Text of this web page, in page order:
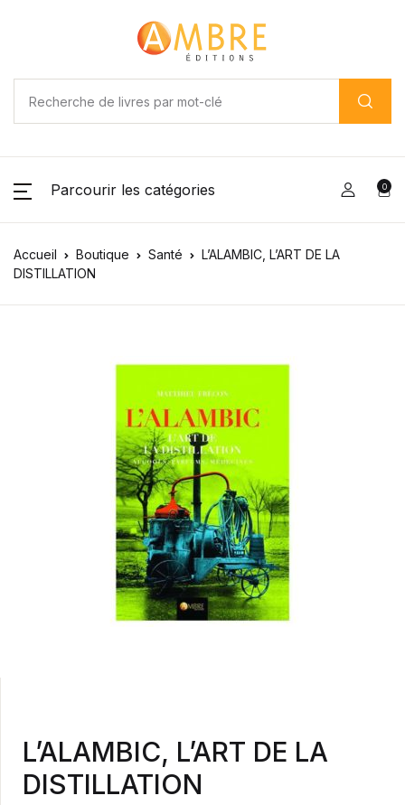
Parcourir les catégories 0
Accueil Boutique Santé
L’ALAMBIC, L’ART DE LA
DISTILLATION
L’ALAMBIC, L’ART DE LA
DISTILLATION